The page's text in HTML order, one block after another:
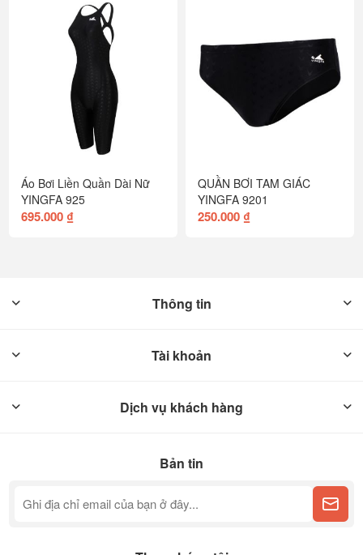
Áo Bơi Liền Quần Dài Nữ
YINGFA 925
695.000 ₫
QUẦN BƠI TAM GIÁC
YINGFA 9201
250.000 ₫
Thông tin
Tài khoản
Dịch vụ khách hàng
Bản tin